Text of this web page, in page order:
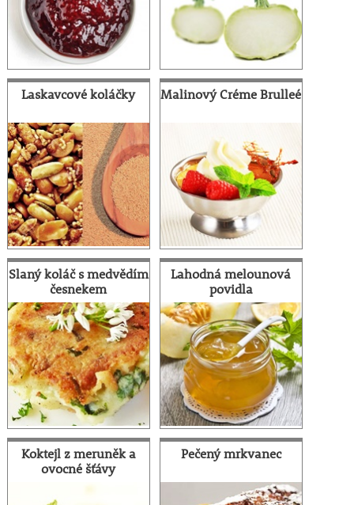
Laskavcové koláčky Malinový Créme Brulleé
Slaný koláč s medvědím
česnekem
Lahodná melounová
povidla
Koktejl z meruněk a
ovocné šťávy
Pečený mrkvanec